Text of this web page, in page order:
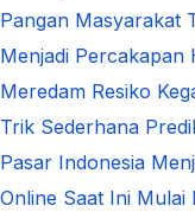
Pangan Masyarakat
Menjadi Percakapan
Meredam Resiko
Trik Sederhana
Pasar Indonesia
Online Saat Ini Mulai